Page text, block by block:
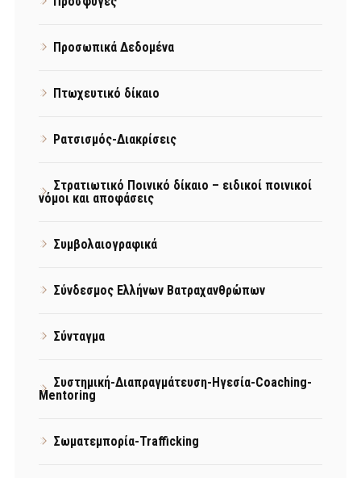
Προσωπικά Δεδομένα
Πτωχευτικό δίκαιο
Ρατσισμός-Διακρίσεις
Στρατιωτικό Ποινικό δίκαιο – ειδικοί ποινικοί
νόμοι και αποφάσεις
Συμβολαιογραφικά
Σύνδεσμος Ελλήνων Βατραχανθρώπων
Σύνταγμα
Συστημική-Διαπραγμάτευση-Ηγεσία-Coaching-
Mentoring
Σωματεμπορία-Trafficking